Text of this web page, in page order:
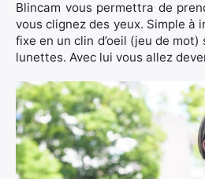
Blincam vous permettra de
vous clignez des yeux. Simple à
fixe en un clin d’oeil (jeu de
lunettes. Avec lui vous allez